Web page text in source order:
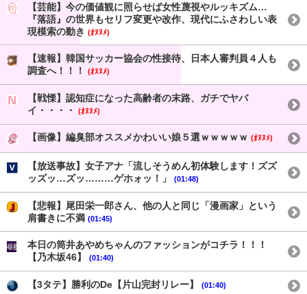
【芸能】今の価値観に照らせば女性蔑視やルッキズム…
『落語』の世界もセリフ変更や改作、現代にふさわしい表
現模索の動き (ｵﾇﾇﾒ)
【速報】韓国サッカー協会の性接待、日本人審判員４人も
調査へ！！！
(ｵﾇﾇﾒ)
【戦慄】認知症になった高齢者の末路、ガチでヤバ
イ・・・・
(ｵﾇﾇﾒ)
【画像】編臭部オススメかわいい娘５選ｗｗｗｗｗ (ｵﾇﾇﾒ)
【放送事故】女子アナ「流しそうめん初体験します！ズズ
ッズッ…ズッ………ゲホォッ！」
(01:48)
【悲報】尾田栄一郎さん、他の人と同じ「漫画家」という
肩書きに不満 (01:45)
本日の筒井あやめちゃんのファッションがコチラ！！！
【乃木坂46】
(01:40)
【3タテ】勝利のDe【片山完封リレー】 (01:40)